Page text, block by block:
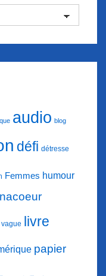
audio blog
défi détresse
Femmes humour
livre
papier